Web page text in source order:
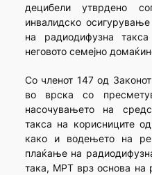
децибели утврдено
инвалидско
на радиодифузна
неговото семејно
Со членот 147 од
во врска со
насочувањето на
такса на корисниците
како и водењето на
плаќање на
така, МРТ врз основа на